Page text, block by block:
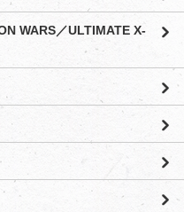
WARS／ULTIMATE X-